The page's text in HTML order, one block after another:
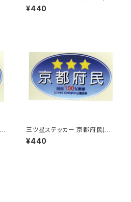
ルー)
¥440
三ツ星ステッカー 京都府民(ブ
ルー)
¥440